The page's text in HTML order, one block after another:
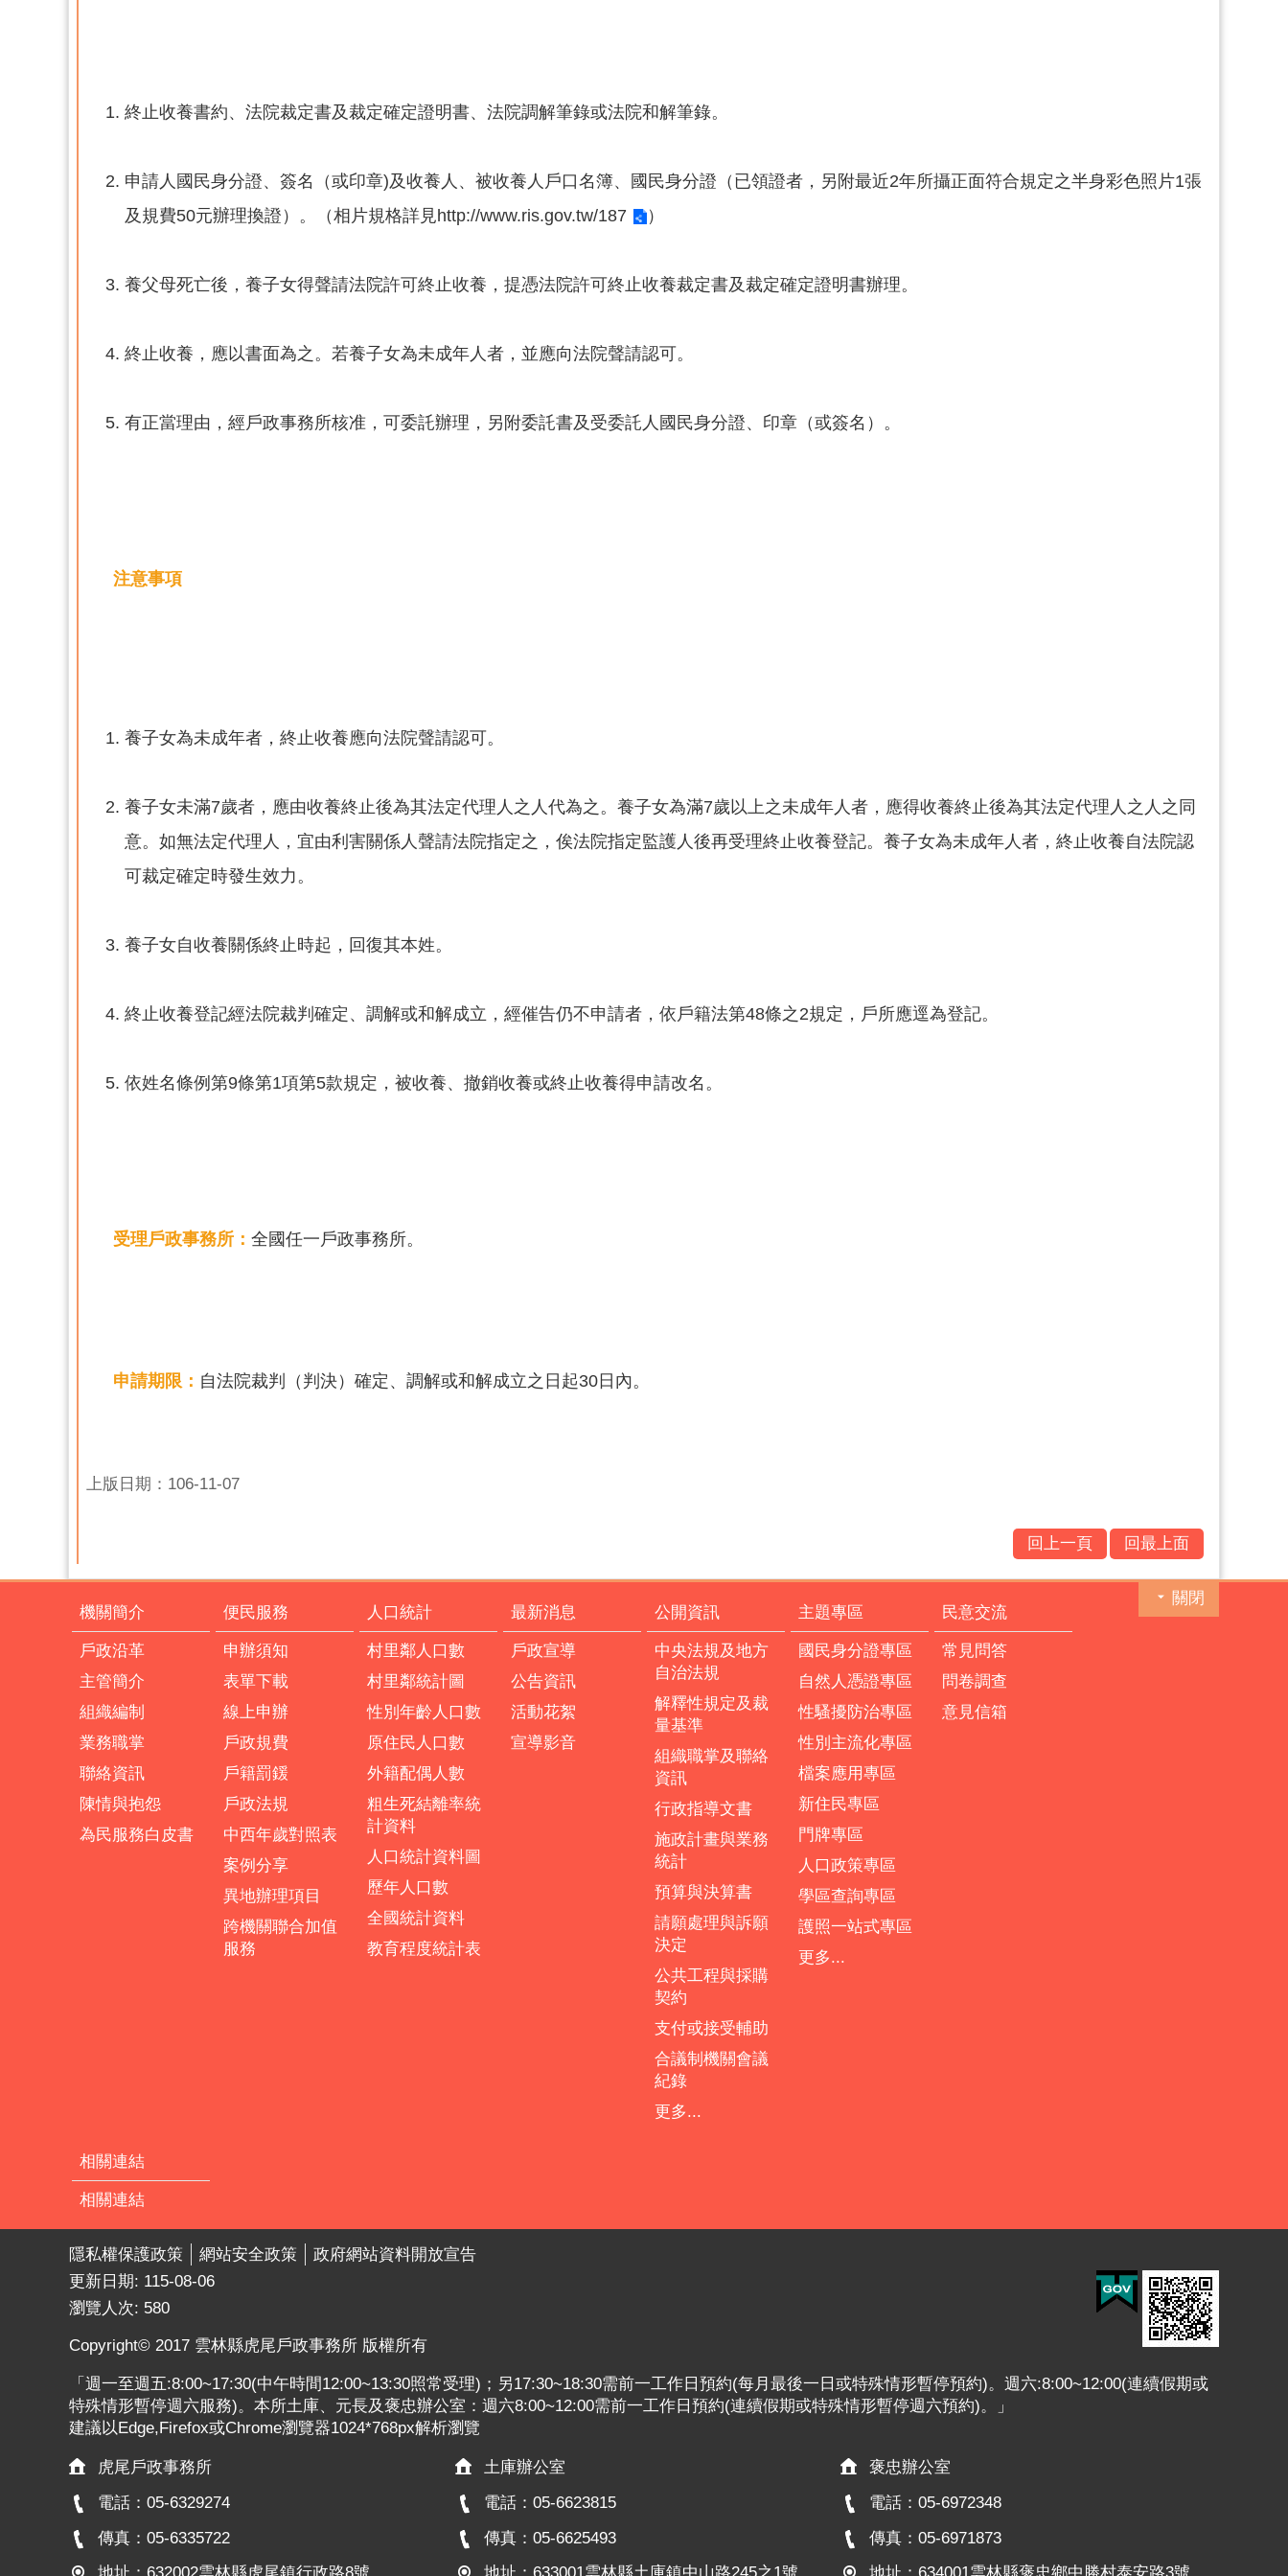
終止收養書約、法院裁定書及裁定確定證明書、法院調解筆錄或法院和解筆錄。
申請人國民身分證、簽名（或印章)及收養人、被收養人戶口名簿、國民身分證（已領證者，另附最近2年所攝正面符合規定之半身彩色照片1張
及規費50元辦理換證）。（相片規格詳見http://www.ris.gov.tw/187 ）
養父母死亡後，養子女得聲請法院許可終止收養，提憑法院許可終止收養裁定書及裁定確定證明書辦理。
終止收養，應以書面為之。若養子女為未成年人者，並應向法院聲請認可。
有正當理由，經戶政事務所核准，可委託辦理，另附委託書及受委託人國民身分證、印章（或簽名）。
注意事項
養子女為未成年者，終止收養應向法院聲請認可。
養子女未滿7歲者，應由收養終止後為其法定代理人之人代為之。養子女為滿7歲以上之未成年人者，應得收養終止後為其法定代理人之人之同
意。如無法定代理人，宜由利害關係人聲請法院指定之，俟法院指定監護人後再受理終止收養登記。養子女為未成年人者，終止收養自法院認
可裁定確定時發生效力。
養子女自收養關係終止時起，回復其本姓。
終止收養登記經法院裁判確定、調解或和解成立，經催告仍不申請者，依戶籍法第48條之2規定，戶所應逕為登記。
依姓名條例第9條第1項第5款規定，被收養、撤銷收養或終止收養得申請改名。
受理戶政事務所： 全國任一戶政事務所。
申請期限： 自法院裁判（判決）確定、調解或和解成立之日起30日內。
上版日期：106-11-07
回上一頁 回最上面
關閉
機關簡介
戶政沿革
主管簡介
組織編制
業務職掌
聯絡資訊
陳情與抱怨
為民服務白皮書
便民服務
申辦須知
表單下載
線上申辦
戶政規費
戶籍罰鍰
戶政法規
中西年歲對照表
案例分享
異地辦理項目
跨機關聯合加值
服務
人口統計
村里鄰人口數
村里鄰統計圖
性別年齡人口數
原住民人口數
外籍配偶人數
粗生死結離率統
計資料
人口統計資料圖
歷年人口數
全國統計資料
教育程度統計表
最新消息
戶政宣導
公告資訊
活動花絮
宣導影音
公開資訊
中央法規及地方
自治法規
解釋性規定及裁
量基準
組織職掌及聯絡
資訊
行政指導文書
施政計畫與業務
統計
預算與決算書
請願處理與訴願
決定
公共工程與採購
契約
支付或接受輔助
合議制機關會議
紀錄
更多...
主題專區
國民身分證專區
自然人憑證專區
性騷擾防治專區
性別主流化專區
檔案應用專區
新住民專區
門牌專區
人口政策專區
學區查詢專區
護照一站式專區
更多...
民意交流
常見問答
問卷調查
意見信箱
相關連結
相關連結
隱私權保護政策 網站安全政策
政府網站資料開放宣告
更新日期: 115-08-06
瀏覽人次: 580
Copyright© 2017 雲林縣虎尾戶政事務所 版權所有
「週一至週五:8:00~17:30(中午時間12:00~13:30照常受理)；另17:30~18:30需前一工作日預約(每月最後一日或特殊情形暫停預約)。週六:8:00~12:00(連續假期或
特殊情形暫停週六服務)。本所土庫、元長及褒忠辦公室：週六8:00~12:00需前一工作日預約(連續假期或特殊情形暫停週六預約)。」
建議以Edge,Firefox或Chrome瀏覽器1024*768px解析瀏覽
虎尾戶政事務所
電話：05-6329274
傳真：05-6335722
土庫辦公室
電話：05-6623815
傳真：05-6625493
褒忠辦公室
電話：05-6972348
傳真：05-6971873